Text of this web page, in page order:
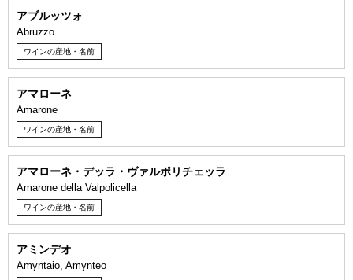
アブルッツォ
Abruzzo
ワインの産地・名前
アマローネ
Amarone
ワインの産地・名前
アマローネ・デッラ・ヴァルポリチェッラ
Amarone della Valpolicella
ワインの産地・名前
アミンデオ
Amyntaio, Amynteo